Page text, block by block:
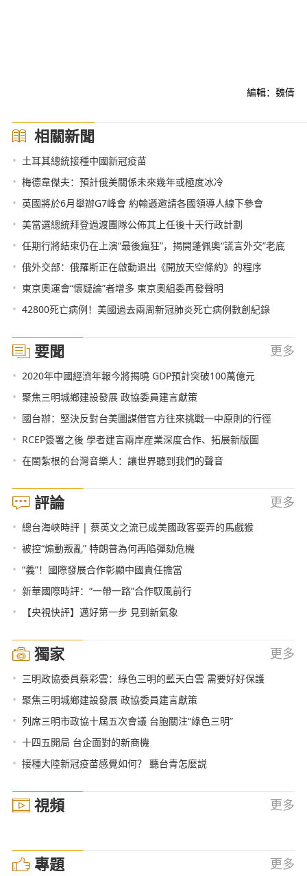
編輯：魏倩
相關新聞
• 土耳其總統接種中國新冠疫苗
• 梅德韋傑夫：預計俄美關係未來幾年或極度冰冷
• 英國將於6月舉辦G7峰會 約翰遜邀請各國領導人線下參會
• 美當選總統拜登過渡團隊公佈其上任後十天行政計劃
• 任期行將結束仍在上演“最後瘋狂”，揭開蓬佩奧“謊言外交”老底
• 俄外交部：俄羅斯正在啟動退出《開放天空條約》的程序
• 東京奧運會“懷疑論”者增多 東京奧組委再發聲明
• 42800死亡病例！美國過去兩周新冠肺炎死亡病例數創紀錄
要聞 更多
• 2020年中國經濟年報今將揭曉 GDP預計突破100萬億元
• 聚焦三明城鄉建設發展 政協委員建言獻策
• 國台辦：堅決反對台美圖謀借官方往來挑戰一中原則的行徑
• RCEP簽署之後 學者建言兩岸産業深度合作、拓展新版圖
• 在閩紮根的台灣音樂人：讓世界聽到我們的聲音
評論 更多
• 總台海峽時評 | 蔡英文之流已成美國政客耍弄的馬戲猴
• 被控“煽動叛亂” 特朗普為何再陷彈劾危機
• “義”！國際發展合作彰顯中國責任擔當
• 新華國際時評：“一帶一路”合作馭風前行
• 【央視快評】邁好第一步 見到新氣象
獨家 更多
• 三明政協委員蔡彩雲：綠色三明的藍天白雲 需要好好保護
• 聚焦三明城鄉建設發展 政協委員建言獻策
• 列席三明市政協十屆五次會議 台胞關注“綠色三明”
• 十四五開局 台企面對的新商機
• 接種大陸新冠疫苗感覺如何？ 聽台青怎麼説
視頻 更多
專題 更多